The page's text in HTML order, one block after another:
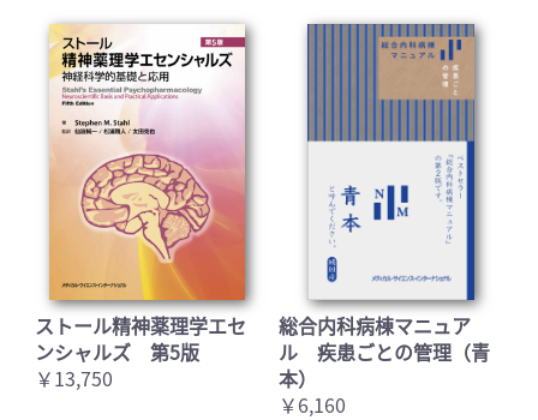
ストール精神薬理学エセ
ンシャルズ 第5版
￥13,750
総合内科病棟マニュア
ル 疾患ごとの管理（青
本）
￥6,160